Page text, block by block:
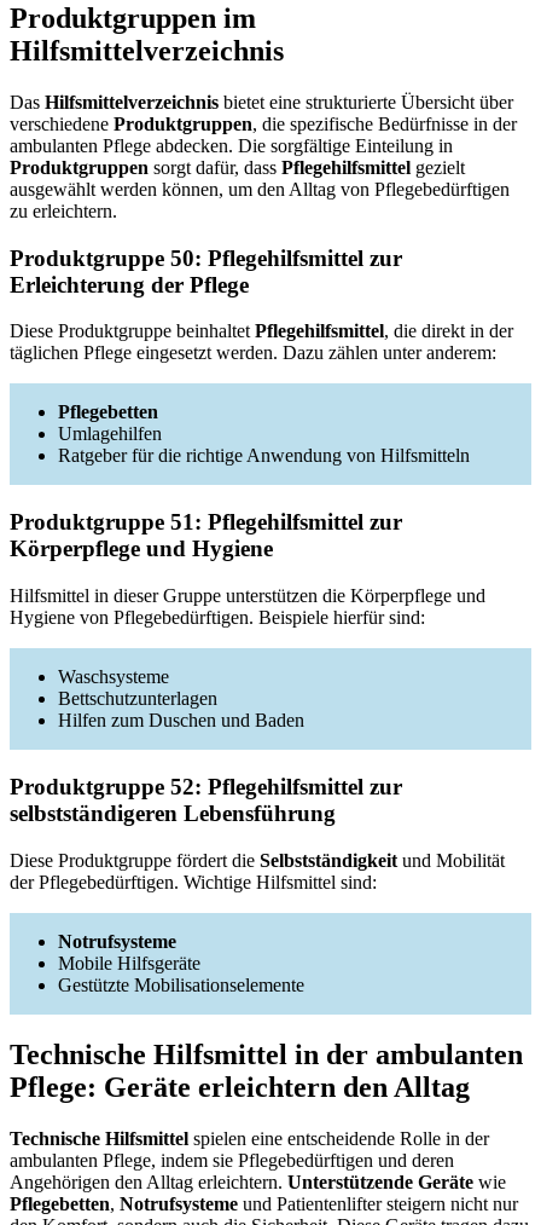
Produktgruppen im
Hilfsmittelverzeichnis
Das Hilfsmittelverzeichnis bietet eine strukturierte Übersicht über
verschiedene Produktgruppen, die spezifische Bedürfnisse in der
ambulanten Pflege abdecken. Die sorgfältige Einteilung in
Produktgruppen sorgt dafür, dass Pflegehilfsmittel gezielt
ausgewählt werden können, um den Alltag von Pflegebedürftigen
zu erleichtern.
Produktgruppe 50: Pflegehilfsmittel zur
Erleichterung der Pflege
Diese Produktgruppe beinhaltet Pflegehilfsmittel, die direkt in der
täglichen Pflege eingesetzt werden. Dazu zählen unter anderem:
Pflegebetten
Umlagehilfen
Ratgeber für die richtige Anwendung von Hilfsmitteln
Produktgruppe 51: Pflegehilfsmittel zur
Körperpflege und Hygiene
Hilfsmittel in dieser Gruppe unterstützen die Körperpflege und
Hygiene von Pflegebedürftigen. Beispiele hierfür sind:
Waschsysteme
Bettschutzunterlagen
Hilfen zum Duschen und Baden
Produktgruppe 52: Pflegehilfsmittel zur
selbstständigeren Lebensführung
Diese Produktgruppe fördert die Selbstständigkeit und Mobilität
der Pflegebedürftigen. Wichtige Hilfsmittel sind:
Notrufsysteme
Mobile Hilfsgeräte
Gestützte Mobilisationselemente
Technische Hilfsmittel in der ambulanten
Pflege: Geräte erleichtern den Alltag
Technische Hilfsmittel spielen eine entscheidende Rolle in der
ambulanten Pflege, indem sie Pflegebedürftigen und deren
Angehörigen den Alltag erleichtern. Unterstützende Geräte wie
Pflegebetten, Notrufsysteme und Patientenlifter steigern nicht nur